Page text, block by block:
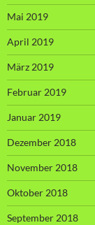
Mai 2019
April 2019
März 2019
Februar 2019
Januar 2019
Dezember 2018
November 2018
Oktober 2018
September 2018